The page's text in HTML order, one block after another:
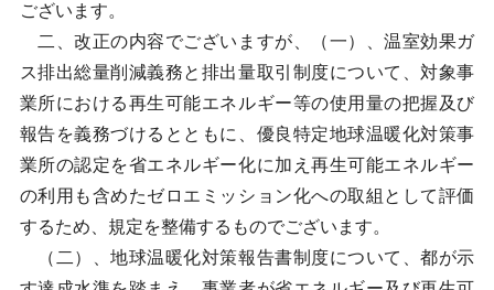
ございます。
二、改正の内容でございますが、（一）、温室効果ガ
ス排出総量削減義務と排出量取引制度について、対象事
業所における再生可能エネルギー等の使用量の把握及び
報告を義務づけるとともに、優良特定地球温暖化対策事
業所の認定を省エネルギー化に加え再生可能エネルギー
の利用も含めたゼロエミッション化への取組として評価
するため、規定を整備するものでございます。
（二）、地球温暖化対策報告書制度について、都が示